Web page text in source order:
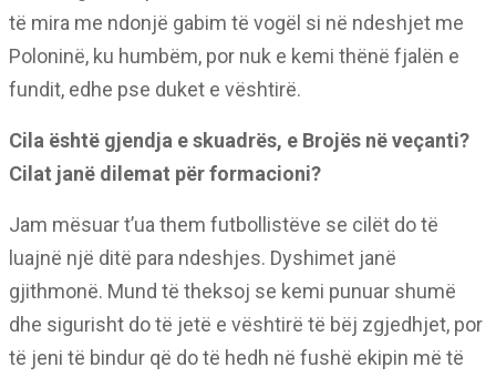
të mira me ndonjë gabim të vogël si në ndeshjet me
Poloninë, ku humbëm, por nuk e kemi thënë fjalën e
fundit, edhe pse duket e vështirë.
Cila është gjendja e skuadrës, e Brojës në veçanti?
Cilat janë dilemat për formacioni?
Jam mësuar t’ua them futbollistëve se cilët do të
luajnë një ditë para ndeshjes. Dyshimet janë
gjithmonë. Mund të theksoj se kemi punuar shumë
dhe sigurisht do të jetë e vështirë të bëj zgjedhjet, por
të jeni të bindur që do të hedh në fushë ekipin më të